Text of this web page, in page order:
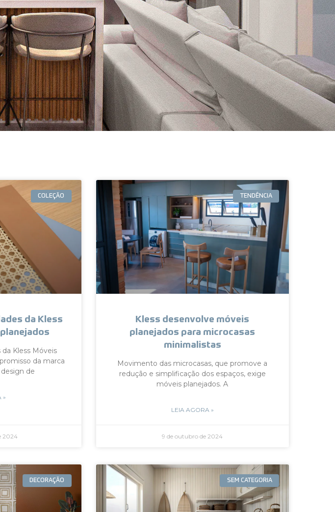
COLEÇÃO
da Kless
Kless Móveis
da marca
de
»
2024
TENDÊNCIA
Kless desenvolve móveis
planejados para microcasas
minimalistas
Movimento das microcasas, que promove a
redução e simplificação dos espaços, exige
móveis planejados. A
LEIA AGORA »
9 de outubro de 2024
DECORAÇÃO SEM CATEGORIA